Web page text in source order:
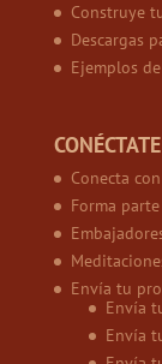
Construye
Descargas
Ejemplos
Conecta
Forma
Envía tu
Envía
Envía